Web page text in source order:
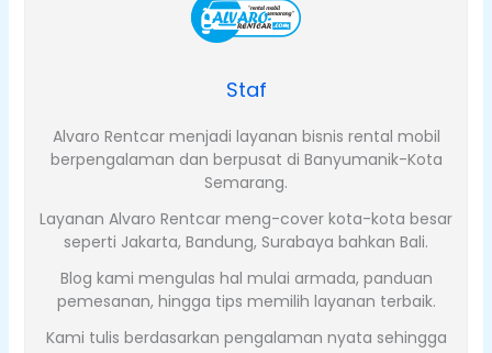
Staf
Alvaro Rentcar menjadi layanan bisnis rental mobil
berpengalaman dan berpusat di Banyumanik-Kota
Semarang.
Layanan Alvaro Rentcar meng-cover kota-kota besar
seperti Jakarta, Bandung, Surabaya bahkan Bali.
Blog kami mengulas hal mulai armada, panduan
pemesanan, hingga tips memilih layanan terbaik.
Kami tulis berdasarkan pengalaman nyata sehingga